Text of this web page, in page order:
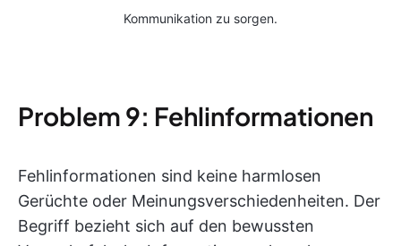
Kommunikation zu sorgen.
Problem 9: Fehlinformationen
Fehlinformationen sind keine harmlosen
Gerüchte oder Meinungsverschiedenheiten. Der
Begriff bezieht sich auf den bewussten